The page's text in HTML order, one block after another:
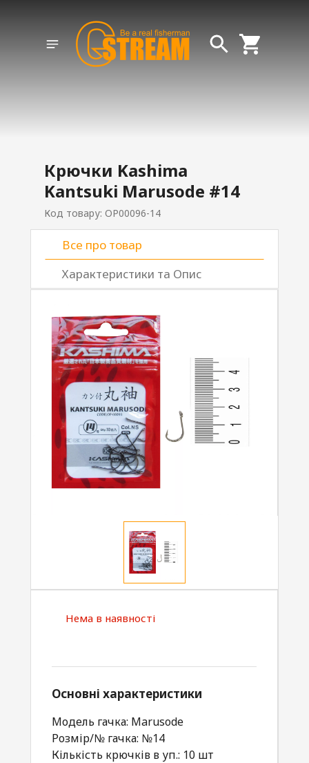
Крючки Kashima
Kantsuki Marusode #14
Код товару: OP00096-14
Все про товар
Характеристики та Опис
Нема в наявності
Основні характеристики
Модель гачка: Marusode
Розмір/№ гачка: №14
Кількість крючків в уп.: 10 шт